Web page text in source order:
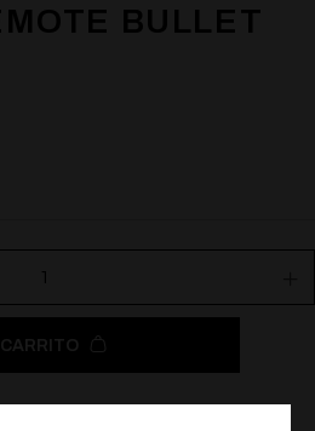
BULLET